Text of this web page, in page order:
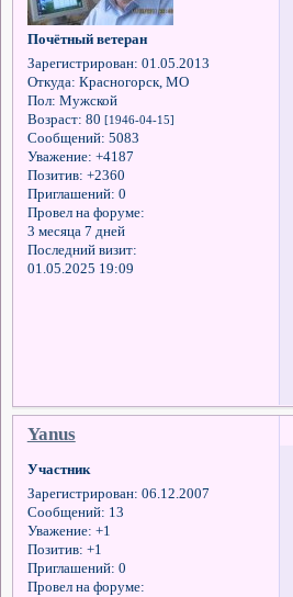
Почётный ветеран
Зарегистрирован: 01.05.2013
Откуда: Красногорск, МО
Пол: Мужской
Возраст: 80 [1946-04-15]
Сообщений: 5083
Уважение: +4187
Позитив: +2360
Приглашений: 0
Провел на форуме:
3 месяца 7 дней
Последний визит:
01.05.2025 19:09
Yanus
Участник
Зарегистрирован: 06.12.2007
Сообщений: 13
Уважение: +1
Позитив: +1
Приглашений: 0
Провел на форуме: